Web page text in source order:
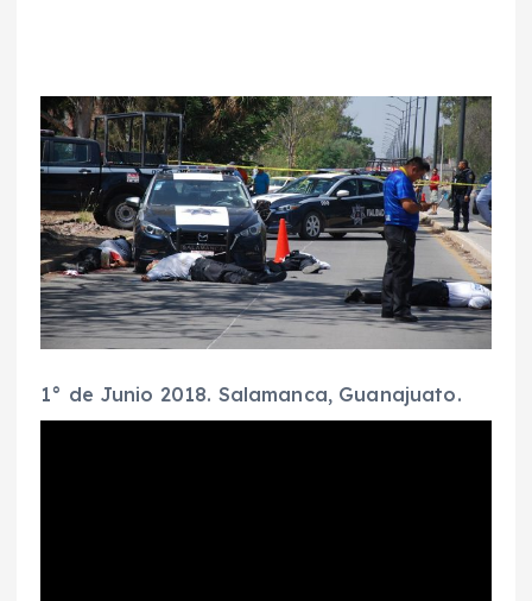
1° de Junio 2018. Salamanca, Guanajuato.